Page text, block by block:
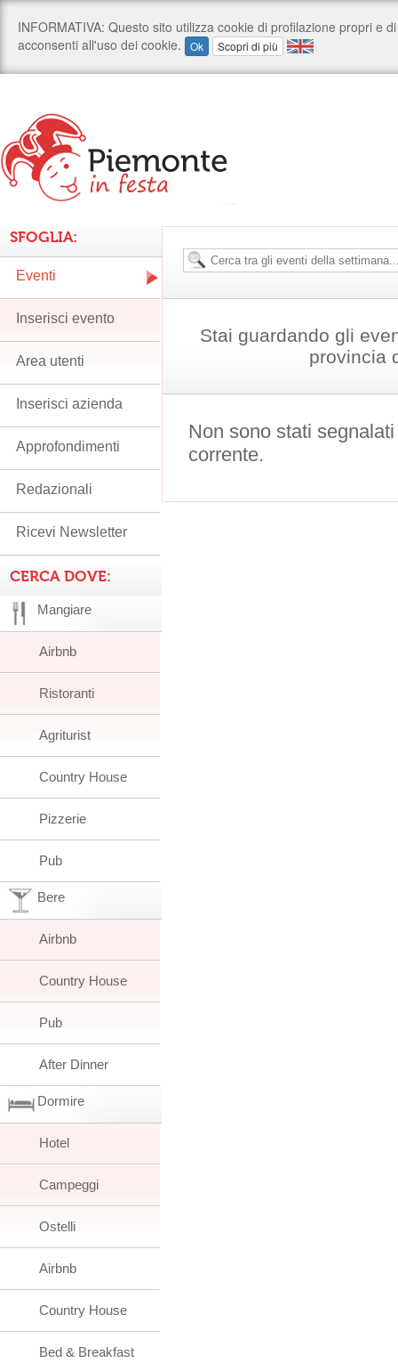
Stai guardando gli
provincia
Non sono stati
corrente.
SFOGLIA:
Eventi
Inserisci evento
Area utenti
Inserisci azienda
Approfondimenti
Redazionali
Ricevi Newsletter
CERCA DOVE:
Mangiare
Airbnb
Ristoranti
Agriturist
Country House
Pizzerie
Pub
Bere
Airbnb
Country House
Pub
After Dinner
Dormire
Hotel
Campeggi
Ostelli
Airbnb
Country House
Bed & Breakfast